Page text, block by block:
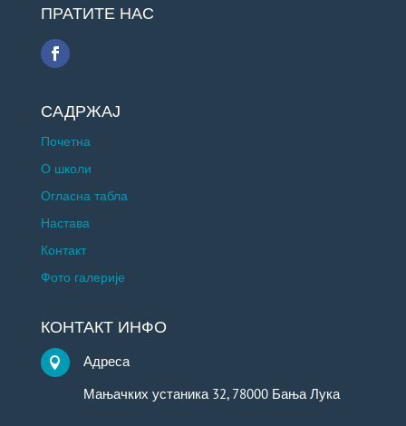
ПРАТИТЕ НАС
САДРЖАЈ
Почетна
О школи
Огласна табла
Настава
Контакт
Фото галерије
КОНТАКТ ИНФО
 Адреса
Мањачких устаника 32, 78000 Бања Лука